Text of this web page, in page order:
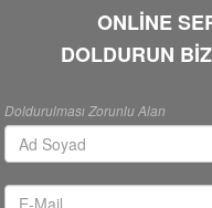
ONLİNE
DOLDURUN
Doldurulması Zorunlu Alan